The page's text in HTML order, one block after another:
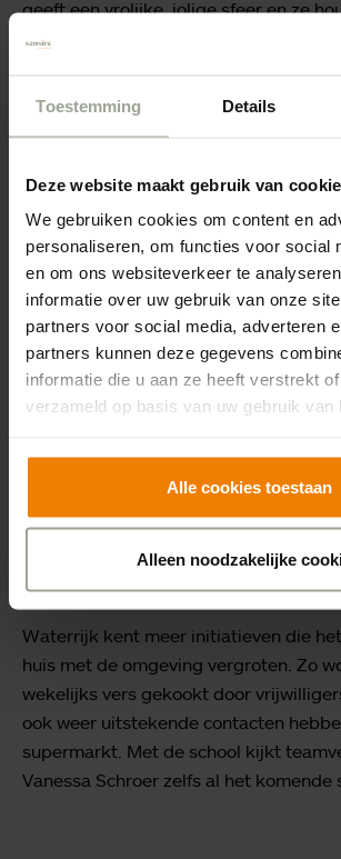
Toestemming Details
Deze website maakt gebruik van
We gebruiken cookies om content en
personaliseren, om functies voor social
en om ons websiteverkeer te
informatie over uw gebruik van onze
partners voor social media, adverteren
partners kunnen deze gegevens
informatie die u aan ze heeft verstrekt
verzameld op basis van uw gebruik van
Alle cookies toestaan
Alleen noodzakelijke
geeft een vrolijke, jolige sfeer en ze
spiegel voor.”
Ook mevrouw Van den Berg zit het
kinderen. “Binnenkort hoop ik ook
kleuterschool wat te mogen
met kinderen doet me zó goed.”
Voor ouderen én kinderen
Inmiddels is er al een gesprek geweest
van Waterrijk en de basisschool. Dat
wordt voortgezet en uitgebouwd, staat
Gessel de drijvende kracht zijn en
met groep 5 over de vloer komen.
dezelfde groep”, zegt hij, “anders
ouderen als voor de kinderen goed is.”
Waterrijk kent meer initiatieven die
huis met de omgeving vergroten. Zo
wekelijks vers gekookt door
ook weer uitstekende contacten
supermarkt. Met de school kijkt
Vanessa Schroer zelfs al het komende